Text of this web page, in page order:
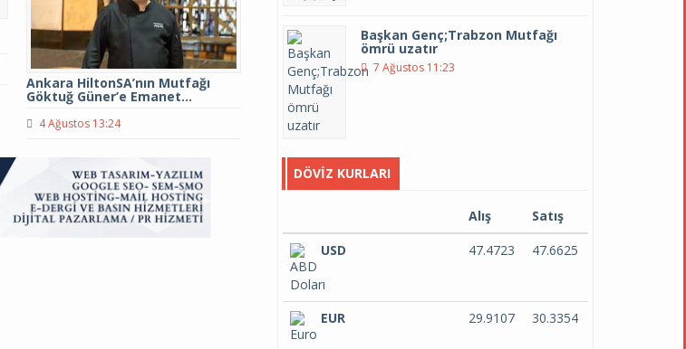
Ankara HiltonSA’nın Mutfağı
Göktuğ Güner’e Emanet…
4 Ağustos 13:24
Başkan Genç;Trabzon Mutfağı
ömrü uzatır
7 Ağustos 11:23
DÖVIZ KURLARI
Alış
Satış
USD
47.4723 47.6625
EUR 29.9107 30.3354